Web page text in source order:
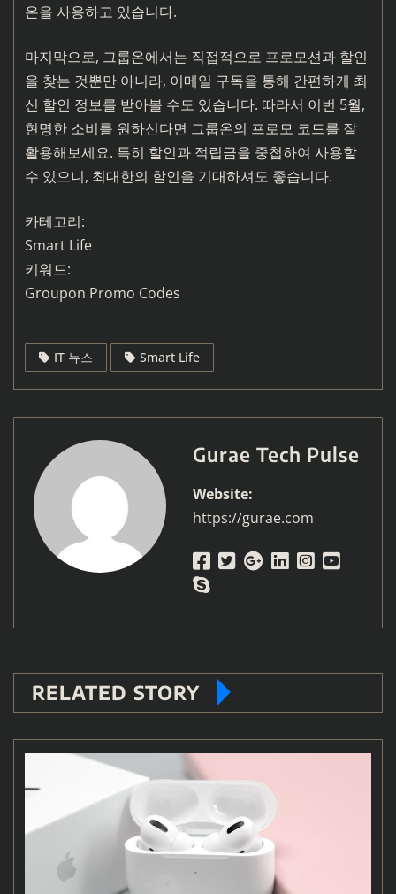
온을 사용하고 있습니다.
마지막으로, 그룹온에서는 직접적으로 프로모션과 할인
을 찾는 것뿐만 아니라, 이메일 구독을 통해 간편하게 최
신 할인 정보를 받아볼 수도 있습니다. 따라서 이번 5월,
현명한 소비를 원하신다면 그룹온의 프로모 코드를 잘
활용해보세요. 특히 할인과 적립금을 중첩하여 사용할
수 있으니, 최대한의 할인을 기대하셔도 좋습니다.
카테고리:
Smart Life
키워드:
Groupon Promo Codes
IT 뉴스 Smart Life
Gurae Tech Pulse
Website:
https://gurae.com
RELATED STORY